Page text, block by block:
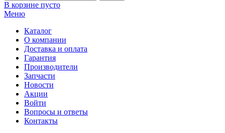
В корзине пусто
Меню
Каталог
О компании
Доставка и оплата
Гарантия
Производители
Запчасти
Новости
Акции
Войти
Вопросы и ответы
Контакты